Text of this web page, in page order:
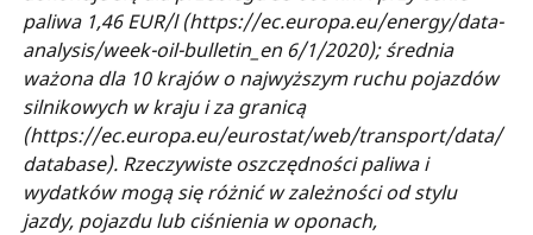
paliwa 1,46 EUR/l (https://ec.europa.eu/energy/data-
analysis/week-oil-bulletin_en 6/1/2020); średnia
ważona dla 10 krajów o najwyższym ruchu pojazdów
silnikowych w kraju i za granicą
(https://ec.europa.eu/eurostat/web/transport/data/
database). Rzeczywiste oszczędności paliwa i
wydatków mogą się różnić w zależności od stylu
jazdy, pojazdu lub ciśnienia w oponach,